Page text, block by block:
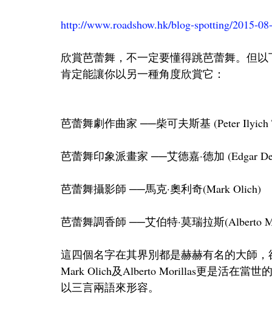
http://www.roadshow.hk/blog-spotting/2015-
欣賞芭蕾舞，不一定要懂得跳芭蕾舞。但
肯定能讓你以另一種角度欣賞它：
芭蕾舞劇作曲家 ──柴可夫斯基 (Peter Ilyich
芭蕾舞印象派畫家 ──艾德嘉·德加 (Edgar
芭蕾舞攝影師 ──馬克·奧利奇(Mark Olich)
芭蕾舞調香師 ──艾伯特·莫瑞拉斯(Alberto
這四個名字在其界別都是赫赫有名的大師
Mark Olich及Alberto Morillas更是活在當世
以三言兩語來形容。